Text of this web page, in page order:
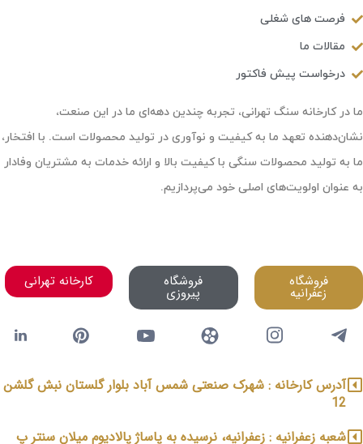
فرصت های شغلی
مقالات ما
درخواست پیش فاکتور
ما در کارخانه سنگ تهرانی، تجربه چندین دهه‌ای ما در این صنعت،
نشان‌دهنده تعهد ما به کیفیت و نوآوری در تولید محصولات است. با افتخار،
ما به تولید محصولات سنگی با کیفیت بالا و ارائه خدمات به مشتریان وفادار
به عنوان اولویت‌های اصلی خود می‌پردازیم.
فروشگاه
زعفرانیه
فروشگاه
پیروزی
کارخانه تهرانی
آدرس کارخانه : شهرک صنعتی شمس آباد بلوار گلستان نبش گلشن
12
شعبه زعفرانیه : زعفرانیه، نرسیده به پاساژ پالادیوم میلان سنتر پ